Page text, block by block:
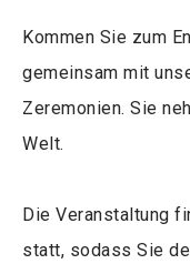
Kommen Sie zum
gemeinsam mit
Zeremonien. Sie
Welt.
Die Veranstaltung
statt, sodass Sie